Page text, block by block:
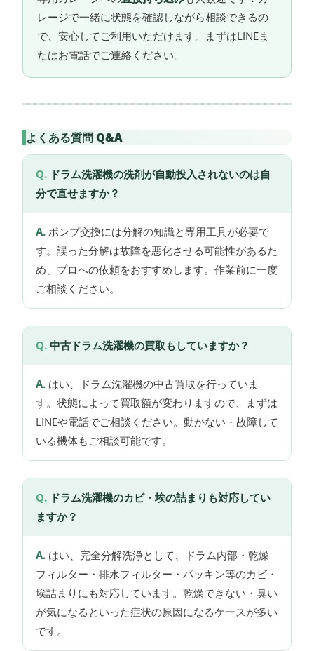
レージで一緒に状態を確認しながら相談できるの
で、安心してご利用いただけます。まずはLINEま
たはお電話でご連絡ください。
よくある質問 Q&A
ドラム洗濯機の洗剤が自動投入されないのは自
分で直せますか？
ポンプ交換には分解の知識と専用工具が必要で
す。誤った分解は故障を悪化させる可能性があるた
め、プロへの依頼をおすすめします。作業前に一度
ご相談ください。
中古ドラム洗濯機の買取もしていますか？
はい、ドラム洗濯機の中古買取を行っていま
す。状態によって買取額が変わりますので、まずは
LINEや電話でご相談ください。動かない・故障して
いる機体もご相談可能です。
ドラム洗濯機のカビ・埃の詰まりも対応してい
ますか？
はい、完全分解洗浄として、ドラム内部・乾燥
フィルター・排水フィルター・パッキン等のカビ・
埃詰まりにも対応しています。乾燥できない・臭い
が気になるといった症状の原因になるケースが多い
です。